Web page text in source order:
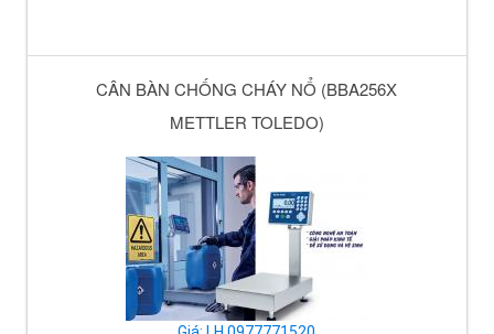
CÂN BÀN CHỐNG CHÁY NỔ (BBA256X
METTLER TOLEDO)